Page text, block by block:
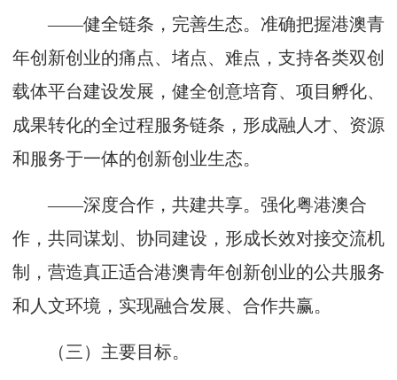
——健全链条，完善生态。准确把握港澳青
年创新创业的痛点、堵点、难点，支持各类双创
载体平台建设发展，健全创意培育、项目孵化、
成果转化的全过程服务链条，形成融人才、资源
和服务于一体的创新创业生态。
——深度合作，共建共享。强化粤港澳合
作，共同谋划、协同建设，形成长效对接交流机
制，营造真正适合港澳青年创新创业的公共服务
和人文环境，实现融合发展、合作共赢。
（三）主要目标。